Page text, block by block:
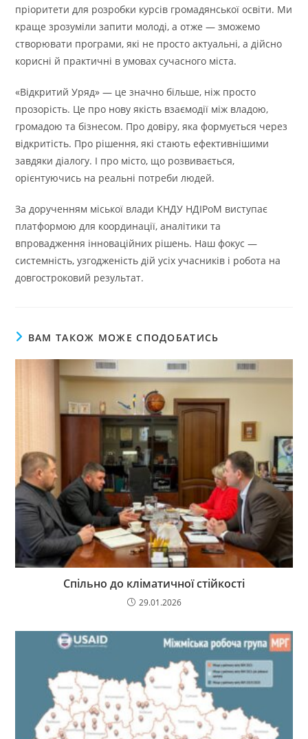
пріоритети для розробки курсів громадянської освіти. Ми
краще зрозуміли запити молоді, а отже — зможемо
створювати програми, які не просто актуальні, а дійсно
корисні й практичні в умовах сучасного міста.
«Відкритий Уряд» — це значно більше, ніж просто
прозорість. Це про нову якість взаємодії між владою,
громадою та бізнесом. Про довіру, яка формується через
відкритість. Про рішення, які стають ефективнішими
завдяки діалогу. І про місто, що розвивається,
орієнтуючись на реальні потреби людей.
За дорученням міської влади КНДУ НДІРоМ виступає
платформою для координації, аналітики та
впровадження інноваційних рішень. Наш фокус —
системність, узгодженість дій усіх учасників і робота на
довгостроковий результат.
ВАМ ТАКОЖ МОЖЕ СПОДОБАТИСЬ
Спільно до кліматичної стійкості
29.01.2026